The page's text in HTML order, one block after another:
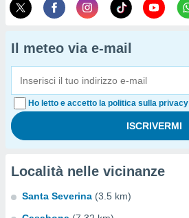
Il meteo via e-mail
Ho letto e accetto la politica sulla privacy
Località nelle vicinanze
Santa Severina (3.5 km)